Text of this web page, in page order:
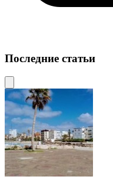
Последние статьи